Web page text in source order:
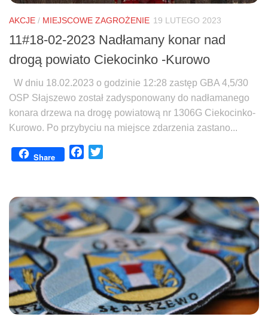
AKCJE / MIEJSCOWE ZAGROŻENIE 19 LUTEGO 2023
11#18-02-2023 Nadłamany konar nad
drogą powiato Ciekocinko -Kurowo
W dniu 18.02.2023 o godzinie 12:28 zastęp GBA 4,5/30
OSP Słajszewo został zadysponowany do nadłamanego
konara drzewa na drogę powiatową nr 1306G Ciekocinko-
Kurowo. Po przybyciu na miejsce zdarzenia zastano...
Share Facebook